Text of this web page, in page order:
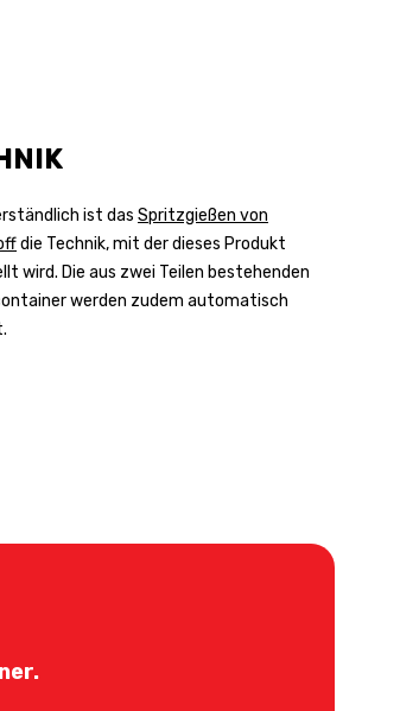
ist das Spritzgießen von
die Technik, mit der dieses Produkt
wird. Die aus zwei Teilen bestehenden
werden zudem automatisch